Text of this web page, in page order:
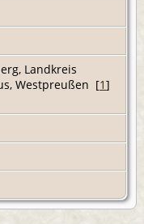
Landkreis
Westpreußen [1]